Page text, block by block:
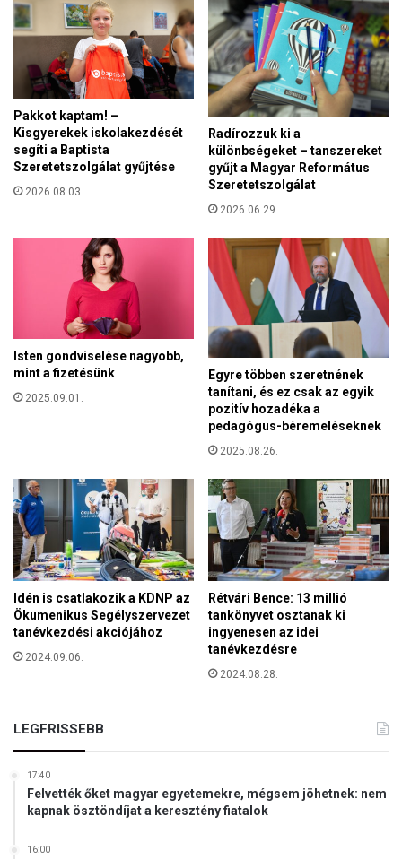
í
t
é
e
z
e
t
é
s
Pakkot kaptam! –
Kisgyerekek iskolakezdését
segíti a Baptista
Szeretetszolgálat gyűjtése
2026.08.03.
Radírozzuk ki a
különbségeket – tanszereket
gyűjt a Magyar Református
Szeretetszolgálat
2026.06.29.
Isten gondviselése nagyobb,
mint a fizetésünk
2025.09.01.
Egyre többen szeretnének
tanítani, és ez csak az egyik
pozitív hozadéka a
pedagógus-béremeléseknek
2025.08.26.
Idén is csatlakozik a KDNP az
Ökumenikus Segélyszervezet
tanévkezdési akciójához
2024.09.06.
Rétvári Bence: 13 millió
tankönyvet osztanak ki
ingyenesen az idei
tanévkezdésre
2024.08.28.
LEGFRISSEBB
17:40
Felvették őket magyar egyetemekre, mégsem jöhetnek: nem
kapnak ösztöndíjat a keresztény fiatalok
16:00